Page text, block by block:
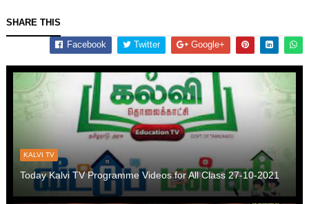
SHARE THIS
Facebook Twitter Google+
KALVI TV
Today Kalvi TV Programme Videos for All Class 27-10-2021